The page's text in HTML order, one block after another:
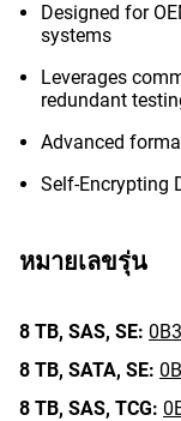
Designed for
systems
Leverages
redundant
Advanced
Self-Encrypting
หมายเลขรุ่น
8 TB, SAS, SE:
8 TB, SATA, SE:
8 TB, SAS, TCG: